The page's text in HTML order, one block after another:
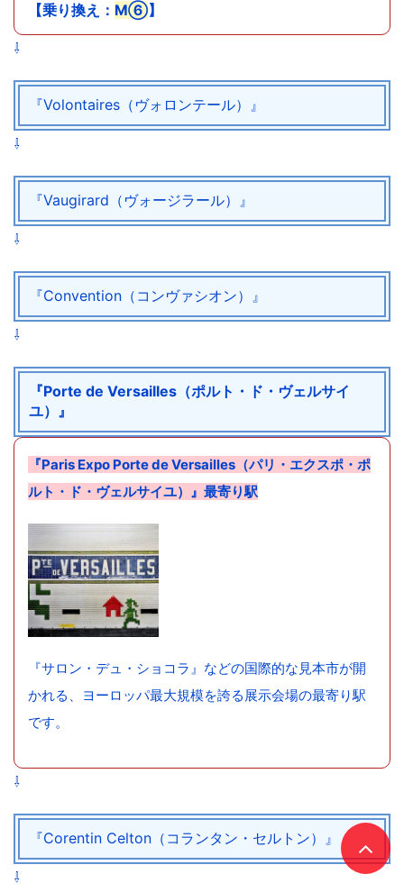
【乗り換え： M⑥】
⇩
『Volontaires（ヴォロンテール）』
⇩
『Vaugirard（ヴォージラール）』
⇩
『Convention（コンヴァシオン）』
⇩
『Porte de Versailles（ポルト・ド・ヴェルサイ
ユ）』
『Paris Expo Porte de Versailles（パリ・エクスポ・ポ
ルト・ド・ヴェルサイユ）』最寄り駅
『サロン・デュ・ショコラ』などの国際的な見本市が開
かれる、ヨーロッパ最大規模を誇る展示会場の最寄り駅
です。
⇩
『Corentin Celton（コランタン・セルトン）』
⇩